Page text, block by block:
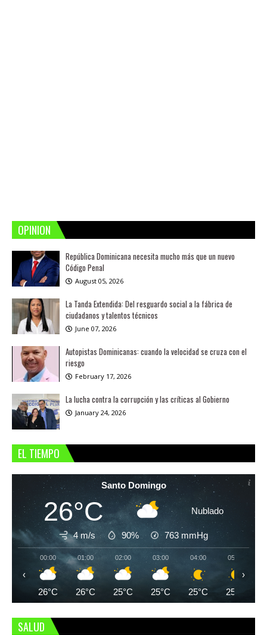
OPINION
República Dominicana necesita mucho más que un nuevo
Código Penal
August 05, 2026
La Tanda Extendida: Del resguardo social a la fábrica de
ciudadanos y talentos técnicos
June 07, 2026
Autopistas Dominicanas: cuando la velocidad se cruza con el
riesgo
February 17, 2026
La lucha contra la corrupción y las críticas al Gobierno
January 24, 2026
EL TIEMPO
Santo Domingo
26°C Nublado
4 m/s 90% 763 mmHg
00:00
26°C
01:00
26°C
02:00
25°C
03:00
25°C
04:00
25°C
05:00
25°C
‹ ›
SALUD